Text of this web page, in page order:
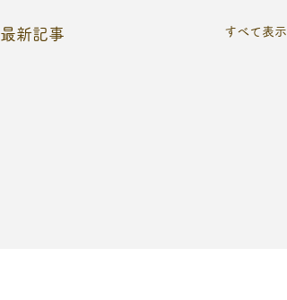
最新記事 すべて表示